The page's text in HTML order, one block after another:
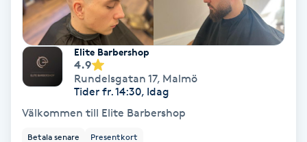
LPG-behandling
LPG-massage
Luggklippning
Elite Barbershop
4.9
Rundelsgatan 17, Malmö
Tider fr. 14:30, Idag
Välkommen till Elite Barbershop
Betala senare Presentkort